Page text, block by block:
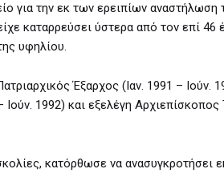
για την εκ των ερειπίων
καταρρεύσει ύστερα από τον επί
υφηλίου.
Έξαρχος (Iαν. 1991 – Iούν.
1992) και εξελέγη Aρχιεπίσκοπος
κατόρθωσε να ανασυγκροτήσει